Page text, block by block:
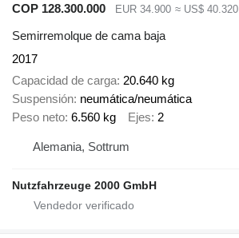
COP 128.300.000
EUR 34.900 ≈ US$ 40.320
Semirremolque de cama baja
2017
Capacidad de carga 20.640 kg
Suspensión neumática/neumática
Peso neto 6.560 kg Ejes 2
Alemania, Sottrum
Nutzfahrzeuge 2000 GmbH